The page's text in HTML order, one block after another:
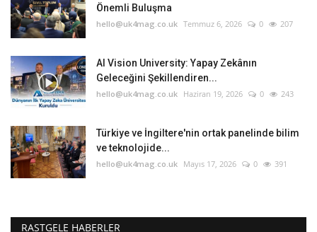
Önemli Buluşma
hello@uk4mag.co.uk Temmuz 6, 2026 0 207
AI Vision University: Yapay Zekânın
Geleceğini Şekillendiren...
hello@uk4mag.co.uk Haziran 19, 2026 0 243
Türkiye ve İngiltere'nin ortak panelinde bilim
ve teknolojide...
hello@uk4mag.co.uk Mayıs 17, 2026 0 391
RASTGELE HABERLER